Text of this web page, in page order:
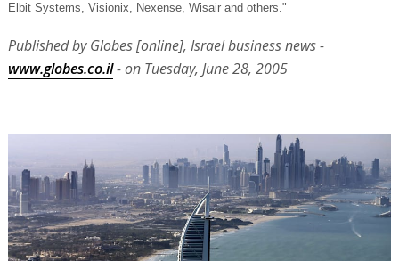
Elbit Systems, Visionix, Nexense, Wisair and others."
Published by Globes [online], Israel business news -
www.globes.co.il- on Tuesday, June 28, 2005